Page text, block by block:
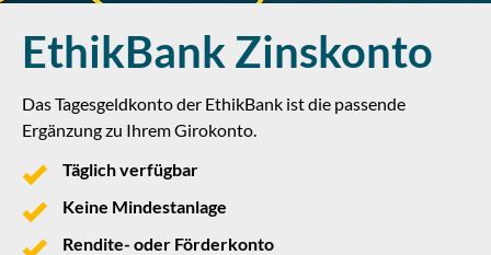
EthikBank Zinskonto
Das Tagesgeldkonto der EthikBank ist die passende
Ergänzung zu Ihrem Girokonto.
Täglich verfügbar
Keine Mindestanlage
Rendite- oder Förderkonto